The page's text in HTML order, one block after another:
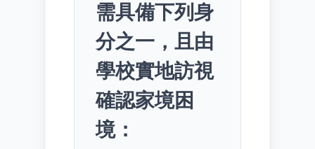
需具備下列身
分之一，且由
學校實地訪視
確認家境困
境：